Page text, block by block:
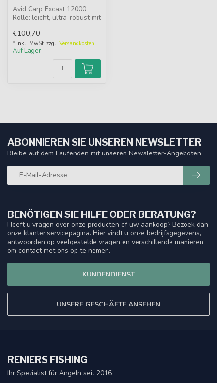
Avid Carp Excast 12000
Rolle: leicht, ultra-robust mit
€100,70
* Inkl. MwSt. zzgl. Versandkosten
Auf Lager
BENÖTIGEN SIE HILFE ODER BERATUNG?
Heeft u vragen over onze producten of uw aankoop? Bezoek dan
onze klantenservicepagina. Hier vindt u onze bedrijfsgegevens,
antwoorden op veelgestelde vragen en verschillende manieren
om contact met ons op te nemen.
KUNDENDIENST
UNSERE GESCHÄFTE ANSEHEN
ABONNIEREN SIE UNSEREN NEWSLETTER
Bleibe auf dem Laufenden mit unseren Newsletter-Angeboten
RENIERS FISHING
Ihr Spezialist für Angeln seit 2016